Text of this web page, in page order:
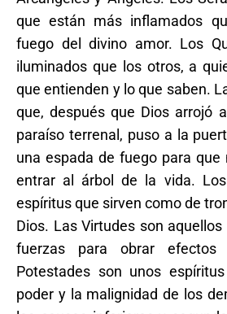
que están más inflamados
fuego del divino amor. Los
iluminados que los otros, a
que entienden y lo que saben.
que, después que Dios arrojó
paraíso terrenal, puso a la
una espada de fuego para que
entrar al árbol de la vida.
espíritus que sirven como de
Dios. Las Virtudes son
fuerzas para obrar efectos
Potestades son unos
poder y la malignidad de los